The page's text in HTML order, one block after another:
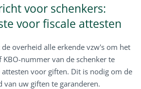
voor schenkers:
voor fiscale attesten
overheid alle erkende vzw's om het
nummer van de schenker te
voor giften. Dit is nodig om de
van uw giften te garanderen.